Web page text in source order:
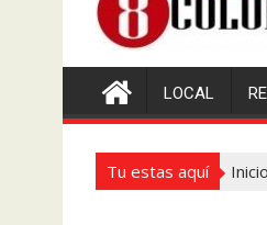
LOCAL
Tu estas aquí Inicio